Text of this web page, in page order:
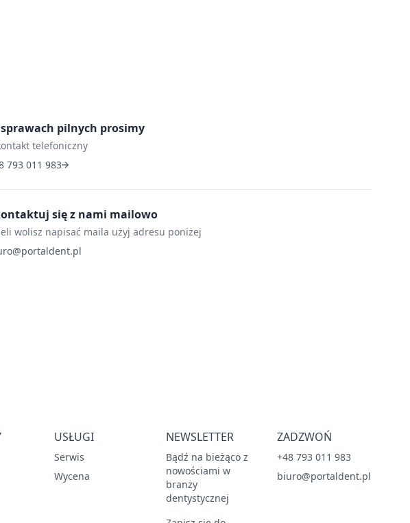
sprawach pilnych prosimy
telefoniczny
793 011 983
się z nami mailowo
wolisz napisać maila użyj adresu poniżej
USŁUGI
Serwis
Wycena
NEWSLETTER
Bądź na bieżąco z
nowościami w
branży
dentystycznej
ZADZWOŃ
+48 793 011 983
biuro@portaldent.pl